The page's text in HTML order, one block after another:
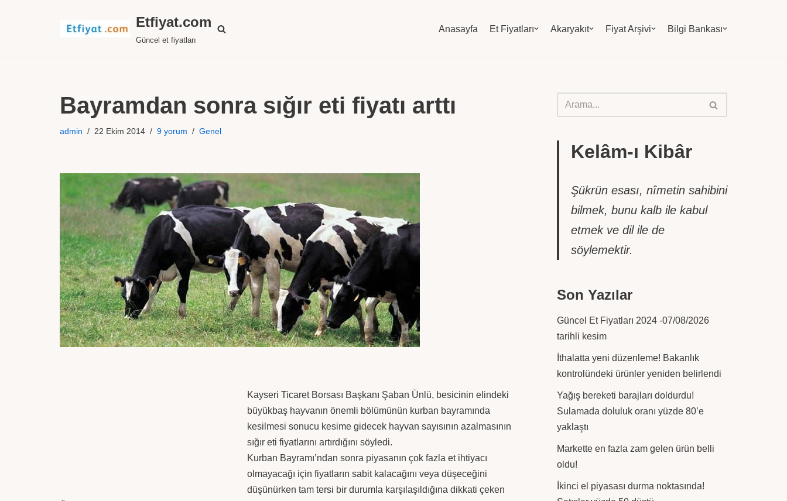
Etfiyat.com
Güncel et fiyatları
Anasayfa Et Fiyatları Akaryakıt Fiyat Arşivi Bilgi Bankası
Bayramdan sonra sığır eti fiyatı arttı
admin 22 Ekim 2014 9 yorum Genel
Kayseri Ticaret Borsası Başkanı Şaban Ünlü, besicinin elindeki
büyükbaş hayvanın önemli bölümünün kurban bayramında
kesilmesi sonucu kesime gidecek hayvan sayısının azalmasının
sığır eti fiyatlarını artırdığını söyledi.
Kurban Bayramı’ndan sonra piyasanın çok fazla et ihtiyacı
olmayacağı için fiyatların sabit kalacağını veya düşeceğini
düşünürken tam tersi bir durumla karşılaşıldığına dikkati çeken
Kelâm-ı Kibâr
Şükrün esası, nîmetin sahibini
bilmek, bunu kalb ile kabul
etmek ve dil ile de
söylemektir.
Son Yazılar
Güncel Et Fiyatları 2024 -07/08/2026
tarihli kesim
İthalatta yeni düzenleme! Bakanlık
kontrolündeki ürünler yeniden belirlendi
Yağış bereketi barajları doldurdu!
Sulamada doluluk oranı yüzde 80’e
yaklaştı
Markette en fazla zam gelen ürün belli
oldu!
İkinci el piyasası durma noktasında!